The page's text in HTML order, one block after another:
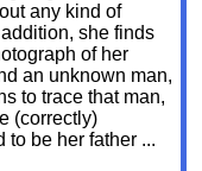
any kind of
she finds
of her
an unknown man,
to trace that man,
(correctly)
to be her father ...